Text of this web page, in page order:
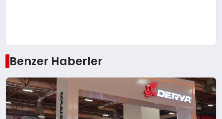
Benzer Haberler